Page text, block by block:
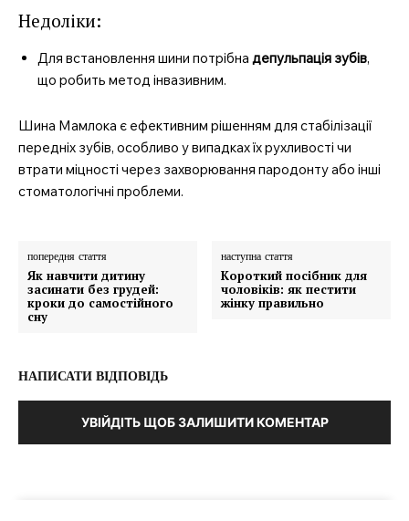
Недоліки:
Для встановлення шини потрібна депульпація зубів,
що робить метод інвазивним.
Шина Мамлока є ефективним рішенням для стабілізації
передніх зубів, особливо у випадках їх рухливості чи
втрати міцності через захворювання пародонту або інші
стоматологічні проблеми.
попередня стаття
Як навчити дитину
засинати без грудей:
кроки до самостійного
сну
наступна стаття
Короткий посібник для
чоловіків: як пестити
жінку правильно
НАПИСАТИ ВІДПОВІДЬ
УВІЙДІТЬ ЩОБ ЗАЛИШИТИ КОМЕНТАР